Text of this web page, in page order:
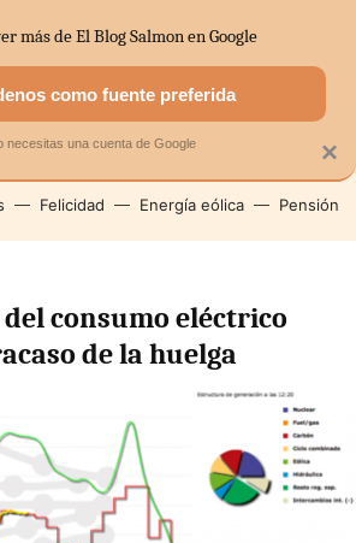
DOMÉSTICA MERCADOS
Felicidad Energía eólica Pensión
consumo eléctrico
de la huelga
×
más de El Blog Salmon en Google
como fuente preferida
necesitas una cuenta de Google